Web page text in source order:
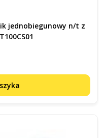
jednobiegunowy n/t z